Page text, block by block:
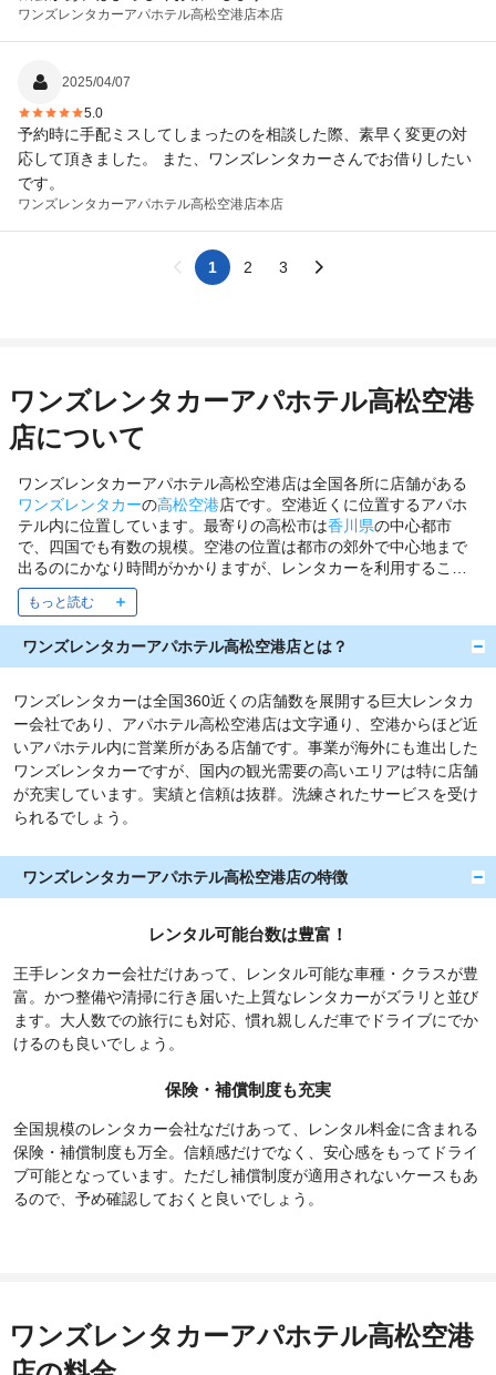
ワンズレンタカーアパホテル高松空港店本店
2025/04/07
5.0
予約時に手配ミスしてしまったのを相談した際、素早く変更の対
応して頂きました。 また、ワンズレンタカーさんでお借りしたい
です。
ワンズレンタカーアパホテル高松空港店本店
1 2 3
ワンズレンタカーアパホテル高松空港
店について
ワンズレンタカーアパホテル高松空港店は全国各所に店舗がある
ワンズレンタカーの高松空港店です。空港近くに位置するアパホ
テル内に位置しています。最寄りの高松市は香川県の中心都市
で、四国でも有数の規模。空港の位置は都市の郊外で中心地まで
出るのにかなり時間がかかりますが、レンタカーを利用すること
で空港から出てすぐに移動が可能。四国あちこちへとドライブす
る場合は特に便利に利用できるでしょう。
ワンズレンタカーアパホテル高松空港店とは？
ワンズレンタカーは全国360近くの店舗数を展開する巨大レンタカ
ー会社であり、アパホテル高松空港店は文字通り、空港からほど近
いアパホテル内に営業所がある店舗です。事業が海外にも進出した
ワンズレンタカーですが、国内の観光需要の高いエリアは特に店舗
が充実しています。実績と信頼は抜群。洗練されたサービスを受け
られるでしょう。
ワンズレンタカーアパホテル高松空港店の特徴
レンタル可能台数は豊富！
王手レンタカー会社だけあって、レンタル可能な車種・クラスが豊
富。かつ整備や清掃に行き届いた上質なレンタカーがズラリと並び
ます。大人数での旅行にも対応、慣れ親しんだ車でドライブにでか
けるのも良いでしょう。
保険・補償制度も充実
全国規模のレンタカー会社なだけあって、レンタル料金に含まれる
保険・補償制度も万全。信頼感だけでなく、安心感をもってドライ
ブ可能となっています。ただし補償制度が適用されないケースもあ
るので、予め確認しておくと良いでしょう。
ワンズレンタカーアパホテル高松空港